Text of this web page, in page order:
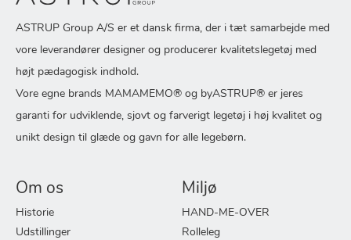
ASTRUP Group A/S er et dansk firma, der i tæt samarbejde med
vore leverandører designer og producerer kvalitetslegetøj med
højt pædagogisk indhold.
Vore egne brands MAMAMEMO® og byASTRUP® er jeres
garanti for udviklende, sjovt og farverigt legetøj i høj kvalitet og
unikt design til glæde og gavn for alle legebørn.
Om os
Historie
Udstillinger
Miljø
HAND-ME-OVER
Rolleleg